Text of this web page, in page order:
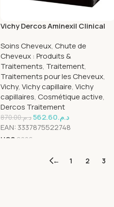
Vichy Dercos Aminexil Clinical
Ampoules | 21 x 6ml
Soins Cheveux, Chute de
Cheveux : Produits &
Traitements, Traitement,
Traitements pour les Cheveux,
Vichy, Vichy capillaire, Vichy
capillaires, Cosmétique active,
Dercos Traitement
د.م.870.00 د.م.562.60
EAN: 3337875522748
UGS 9226
← 1 2 3